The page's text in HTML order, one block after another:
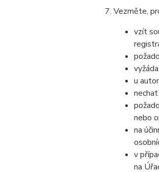
Vezměte,
vzít
u
nebo
na
v
na